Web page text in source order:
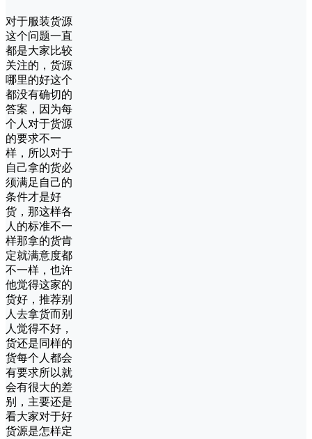
对于服装货源
这个问题一直
都是大家比较
关注的，货源
哪里的好这个
都没有确切的
答案，因为每
个人对于货源
的要求不一
样，所以对于
自己拿的货必
须满足自己的
条件才是好
货，那这样各
人的标准不一
样那拿的货肯
定就满意度都
不一样，也许
他觉得这家的
货好，推荐别
人去拿货而别
人觉得不好，
货还是同样的
货每个人都会
有要求所以就
会有很大的差
别，主要还是
看大家对于好
货源是怎样定